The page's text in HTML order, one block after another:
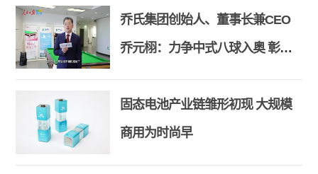
乔氏集团创始人、董事长兼CEO
乔元栩：力争中式八球入奥 彰显
和合共生精神
固态电池产业链雏形初现 大规模
商用为时尚早